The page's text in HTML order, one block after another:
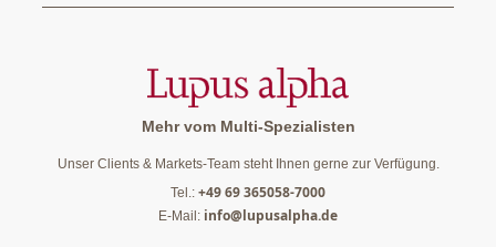
Mehr vom Multi-Spezialisten
Unser Clients & Markets-Team steht Ihnen gerne zur Verfügung.
Tel.: +49 69 365058-7000
E-Mail: info@lupusalpha.de